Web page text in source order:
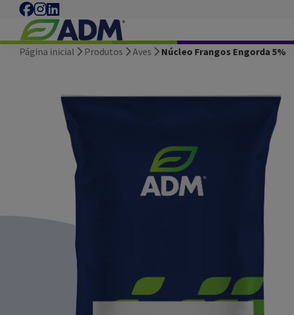
Página inicial Produtos Aves Núcleo Frangos Engorda 5%